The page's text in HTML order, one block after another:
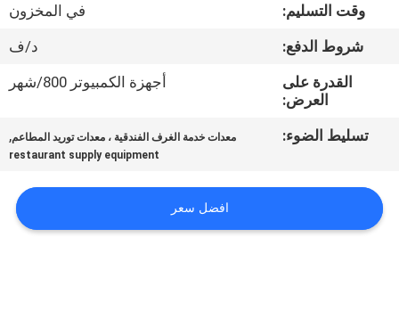
رقابة
جودة
أخبار
وقت التسليم:
في المخزون
شروط الدفع:
د/ف
القدرة على
العرض:
أجهزة الكمبيوتر 800/شهر
تسليط الضوء: معدات خدمة الغرف الفندقية ، معدات توريد المطاعم,
restaurant supply equipment
افضل سعر